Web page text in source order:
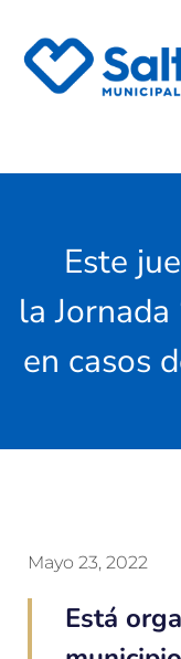
Este
la Jornada
en casos
Mayo 23, 2022
Está